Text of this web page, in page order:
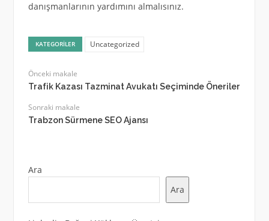
danışmanlarının yardımını almalısınız.
KATEGORILER Uncategorized
Önceki makale
Trafik Kazası Tazminat Avukatı Seçiminde Öneriler
Sonraki makale
Trabzon Sürmene SEO Ajansı
Ara
Ara